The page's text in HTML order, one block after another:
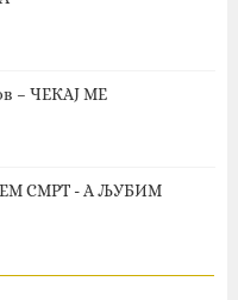
– ЧЕКАЈ МЕ
СМРТ - А ЉУБИМ